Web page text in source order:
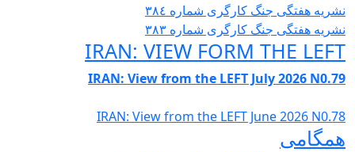
هفتگی جنگ کارگری شمارە ٣٨٤
هفتگی جنگ کارگری شمارە ٣٨٣
IRAN: VIEW FORM THE
IRAN: View from the LEFT July 2026
IRAN: View from the LEFT June 2026